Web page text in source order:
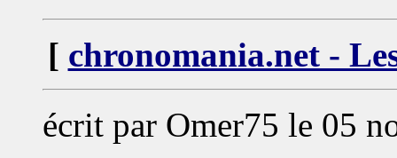
[ chronomania.net -
écrit par Omer75 le 05